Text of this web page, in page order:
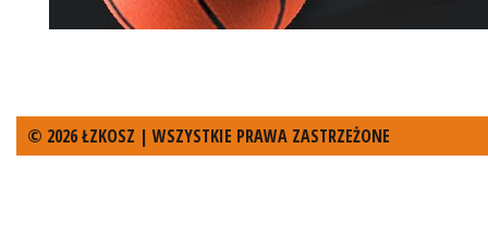
© 2026 ŁZKOSZ | WSZYSTKIE PRAWA ZASTRZEŻONE